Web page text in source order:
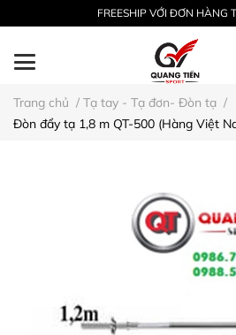
FREESHIP VỚI ĐƠN HÀNG
Trang chủ / Tạ tay - Tạ đơn- Đòn tạ /
Đòn đẩy tạ 1,8 m QT-500 (Hàng Việt